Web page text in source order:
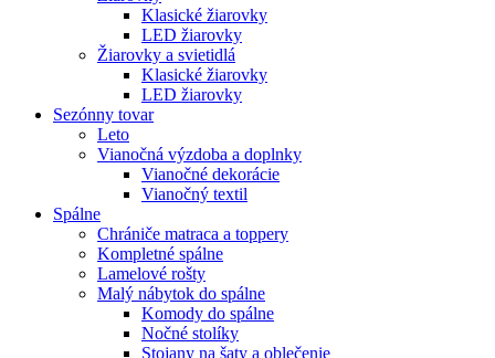
Klasické žiarovky
LED žiarovky
Žiarovky a svietidlá
Klasické žiarovky
LED žiarovky
Sezónny tovar
Leto
Vianočná výzdoba a doplnky
Vianočné dekorácie
Vianočný textil
Spálne
Chrániče matraca a toppery
Kompletné spálne
Lamelové rošty
Malý nábytok do spálne
Komody do spálne
Nočné stolíky
Stojany na šaty a oblečenie